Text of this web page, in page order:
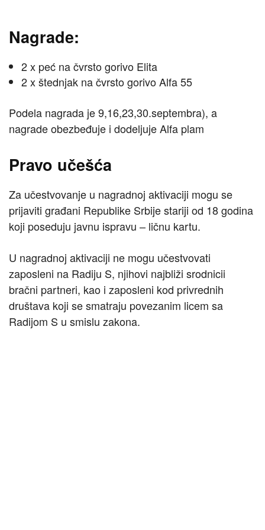
Nagrade:
2 x peć na čvrsto gorivo Elita
2 x štednjak na čvrsto gorivo Alfa 55
Podela nagrada je 9,16,23,30.septembra), a
nagrade obezbeđuje i dodeljuje Alfa plam
Pravo učešća
Za učestvovanje u nagradnoj aktivaciji mogu se
prijaviti građani Republike Srbije stariji od 18 godina
koji poseduju javnu ispravu – ličnu kartu.
U nagradnoj aktivaciji ne mogu učestvovati
zaposleni na Radiju S, njihovi najbliži srodnicii
bračni partneri, kao i zaposleni kod privrednih
društava koji se smatraju povezanim licem sa
Radijom S u smislu zakona.